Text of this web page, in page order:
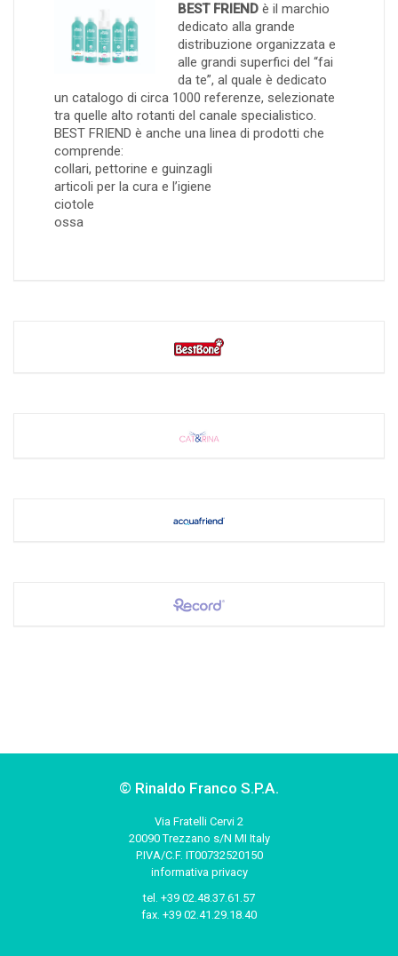
BEST FRIEND è il marchio
dedicato alla grande
distribuzione organizzata e
alle grandi superfici del “fai
da te”, al quale è dedicato
un catalogo di circa 1000 referenze, selezionate
tra quelle alto rotanti del canale specialistico.
BEST FRIEND è anche una linea di prodotti che
comprende:
collari, pettorine e guinzagli
articoli per la cura e l’igiene
ciotole
ossa
© Rinaldo Franco S.P.A.
Via Fratelli Cervi 2
20090 Trezzano s/N MI Italy
P.IVA/C.F. IT00732520150
informativa privacy
tel. +39 02.48.37.61.57
fax. +39 02.41.29.18.40